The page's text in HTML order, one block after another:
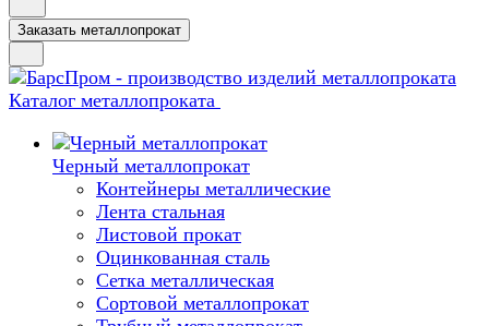
Заказать металлопрокат
Каталог металлопроката
Черный металлопрокат
Контейнеры металлические
Лента стальная
Листовой прокат
Оцинкованная сталь
Сетка металлическая
Сортовой металлопрокат